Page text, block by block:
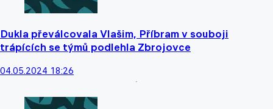
Dukla převálcovala Vlašim, Příbram v souboji
trápících se týmů podlehla Zbrojovce
04.05.2024 18:26